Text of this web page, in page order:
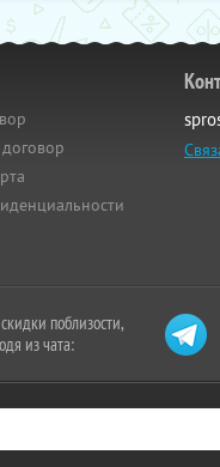
поблизости,
из чата: